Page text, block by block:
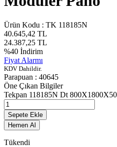
Ürün Kodu : TK 118185N
40.645,42 TL
24.387,25 TL
%40 İndirim
Fiyat Alarmı
KDV Dahildir.
Parapuan : 40645
Öne Çıkan Bilgiler
Tekpan 118185N Dt
Sepete Ekle
Hemen Al
Tükendi